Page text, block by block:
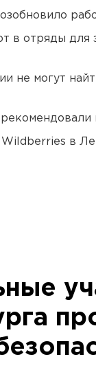
в отряды
не могут
в